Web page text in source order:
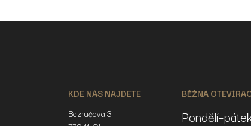
KDE NÁS NAJDETE
Bezručova 3
BĚŽNÁ